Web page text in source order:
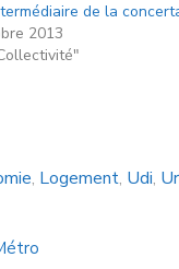
de la
2013
, Logement, Udi,